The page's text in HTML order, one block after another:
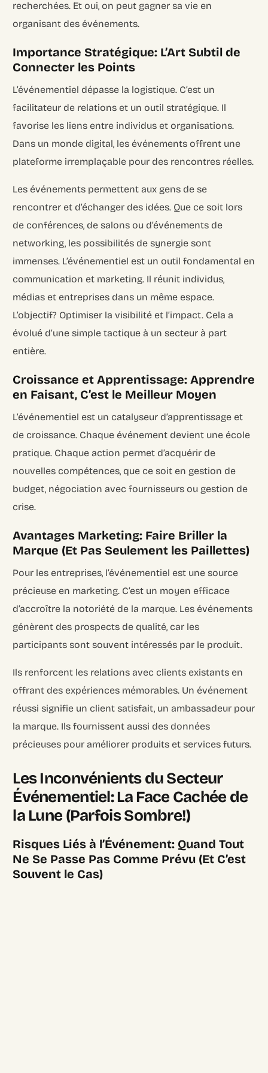
recherchées. Et oui, on peut gagner sa vie en
organisant des événements.
Importance Stratégique: L’Art Subtil de
Connecter les Points
L’événementiel dépasse la logistique. C’est un
facilitateur de relations et un outil stratégique. Il
favorise les liens entre individus et organisations.
Dans un monde digital, les événements offrent une
plateforme irremplaçable pour des rencontres réelles.
Les événements permettent aux gens de se
rencontrer et d’échanger des idées. Que ce soit lors
de conférences, de salons ou d’événements de
networking, les possibilités de synergie sont
immenses. L’événementiel est un outil fondamental en
communication et marketing. Il réunit individus,
médias et entreprises dans un même espace.
L’objectif? Optimiser la visibilité et l’impact. Cela a
évolué d’une simple tactique à un secteur à part
entière.
Croissance et Apprentissage: Apprendre
en Faisant, C’est le Meilleur Moyen
L’événementiel est un catalyseur d’apprentissage et
de croissance. Chaque événement devient une école
pratique. Chaque action permet d’acquérir de
nouvelles compétences, que ce soit en gestion de
budget, négociation avec fournisseurs ou gestion de
crise.
Avantages Marketing: Faire Briller la
Marque (Et Pas Seulement les Paillettes)
Pour les entreprises, l’événementiel est une source
précieuse en marketing. C’est un moyen efficace
d’accroître la notoriété de la marque. Les événements
génèrent des prospects de qualité, car les
participants sont souvent intéressés par le produit.
Ils renforcent les relations avec clients existants en
offrant des expériences mémorables. Un événement
réussi signifie un client satisfait, un ambassadeur pour
la marque. Ils fournissent aussi des données
précieuses pour améliorer produits et services futurs.
Les Inconvénients du Secteur
Événementiel: La Face Cachée de
la Lune (Parfois Sombre!)
Risques Liés à l’Événement: Quand Tout
Ne Se Passe Pas Comme Prévu (Et C’est
Souvent le Cas)